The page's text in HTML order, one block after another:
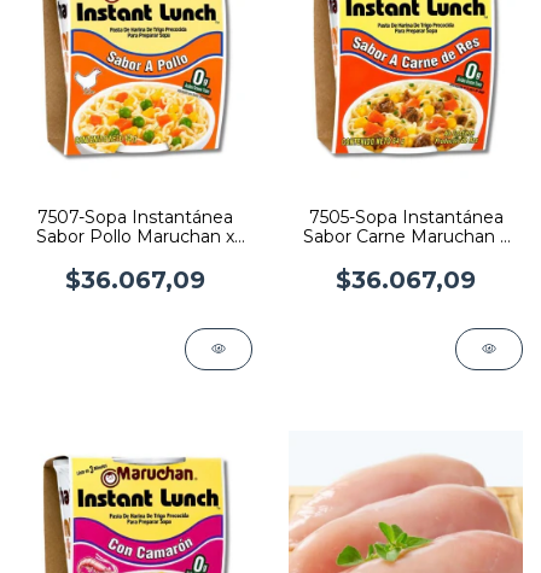
7507-Sopa Instantánea
Sabor Pollo Maruchan x
$36.067,09
7505-Sopa Instantánea
Sabor Carne Maruchan x
$36.067,09